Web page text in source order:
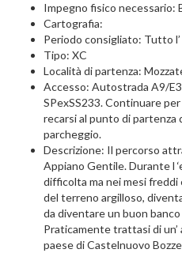
Impegno fisico necessario:
Cartografia:
Periodo consigliato: Tutto l’
Tipo: XC
Località di partenza:
Accesso: Autostrada A9/
SPexSS233. Continuare
recarsi al punto di partenza
parcheggio.
Descrizione: Il percorso
Appiano Gentile. Durante l
difficolta ma nei mesi freddi
del terreno argilloso,
da diventare un buon
Praticamente trattasi di
paese di Castelnuovo